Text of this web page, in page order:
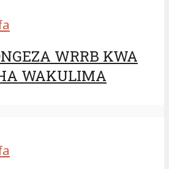
WRRB KWA
WAKULIMA